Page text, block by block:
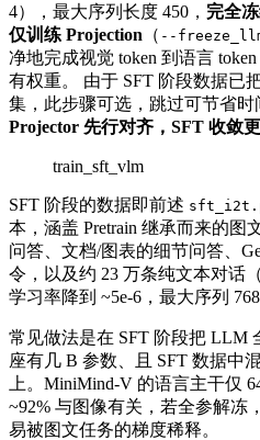
4），最大序列长度 450， 完全
仅训练 Projection （ --
净地完成视觉 token 到语言
有权重。 由于 SFT 阶段数据已
集，此步骤可选，跳过可节省时
Projector 先行对齐，SFT 收敛
train_sft_vlm
SFT 阶段的数据即前述
本，涵盖 Pretrain 继承而来的图
问答、文档/图表的细节问答、
令，以及约 23 万条纯文本对话
学习率降到 ~5e-6，最大序列 768
常见做法是在 SFT 阶段把 LLM
座有几 B 参数、且 SFT 数据中
上。MiniMind-V 的语言主干仅
~92% 与图像有关，若全参解冻
易被图文任务的梯度稀释。